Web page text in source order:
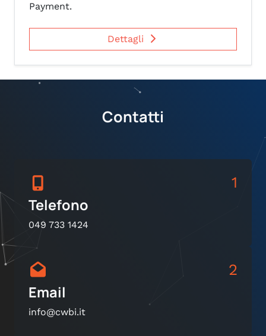
Payment.
Dettagli
Contatti
1
Telefono
049 733 1424
2
Email
info@cwbi.it